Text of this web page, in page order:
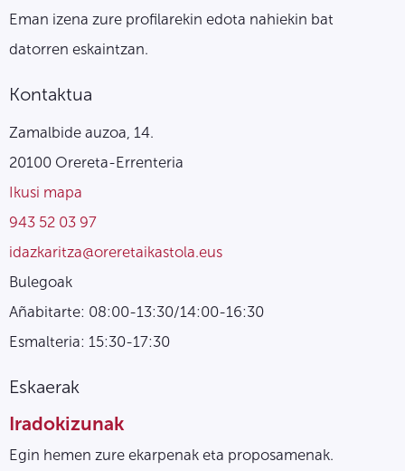
Eman izena zure profilarekin edota nahiekin bat
datorren eskaintzan.
Kontaktua
Zamalbide auzoa, 14.
20100 Orereta-Errenteria
Ikusi mapa
943 52 03 97
idazkaritza@oreretaikastola.eus
Bulegoak
Añabitarte: 08:00-13:30/14:00-16:30
Esmalteria: 15:30-17:30
Eskaerak
Iradokizunak
Egin hemen zure ekarpenak eta proposamenak.